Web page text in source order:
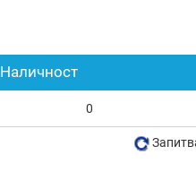
Наличност
0